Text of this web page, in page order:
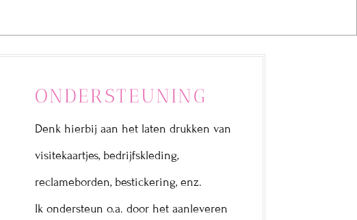
ONDERSTEUNING
Denk hierbij aan het laten drukken van
visitekaartjes, bedrijfskleding,
reclameborden, bestickering, enz.
Ik ondersteun o.a. door het aanleveren